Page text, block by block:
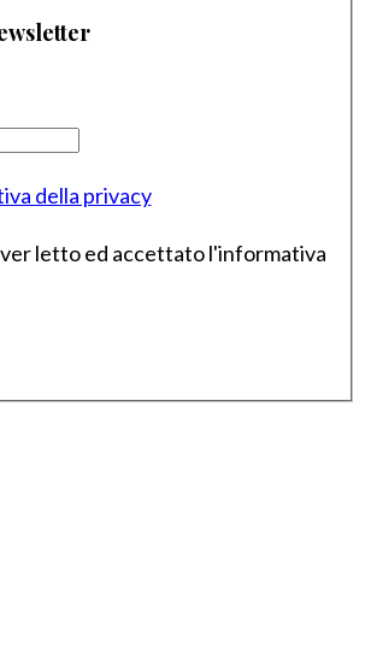
della privacy
letto ed accettato l'informativa